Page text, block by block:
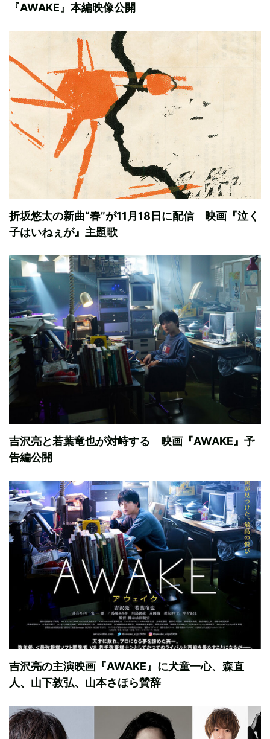
『AWAKE』本編映像公開
折坂悠太の新曲“春”が11月18日に配信 映画『泣く
子はいねぇが』主題歌
吉沢亮と若葉竜也が対峙する 映画『AWAKE』予
告編公開
吉沢亮の主演映画『AWAKE』に犬童一心、森直
人、山下敦弘、山本さほら賛辞